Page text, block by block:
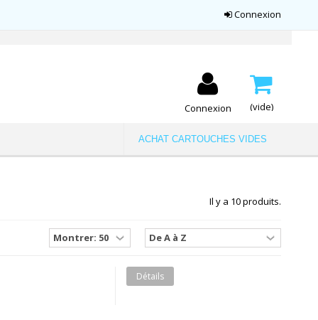
Connexion
(vide)
Connexion
ACHAT CARTOUCHES VIDES
Il y a 10 produits.
Détails